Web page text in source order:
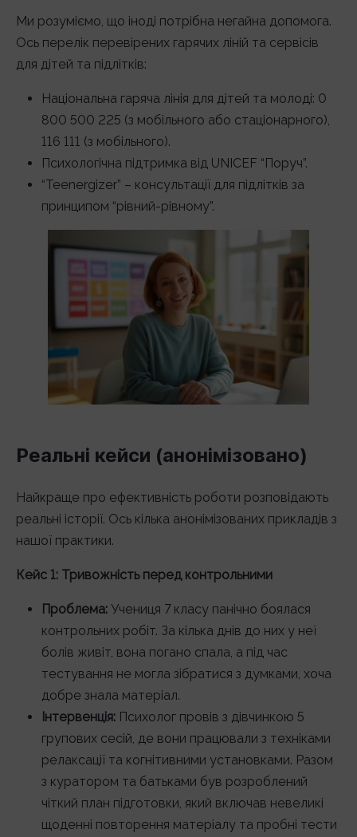
Ми розуміємо, що іноді потрібна негайна допомога.
Ось перелік перевірених гарячих ліній та сервісів
для дітей та підлітків:
Національна гаряча лінія для дітей та молоді: 0
800 500 225 (з мобільного або стаціонарного),
116 111 (з мобільного).
Психологічна підтримка від UNICEF “Поруч”.
“Teenergizer” – консультації для підлітків за
принципом “рівний-рівному”.
Реальні кейси (анонімізовано)
Найкраще про ефективність роботи розповідають
реальні історії. Ось кілька анонімізованих прикладів з
нашої практики.
Кейс 1: Тривожність перед контрольними
Проблема: Учениця 7 класу панічно боялася
контрольних робіт. За кілька днів до них у неї
болів живіт, вона погано спала, а під час
тестування не могла зібратися з думками, хоча
добре знала матеріал.
Інтервенція: Психолог провів з дівчинкою 5
групових сесій, де вони працювали з техніками
релаксації та когнітивними установками. Разом
з куратором та батьками був розроблений
чіткий план підготовки, який включав невеликі
щоденні повторення матеріалу та пробні тести